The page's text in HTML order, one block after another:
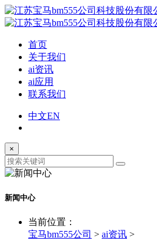
首页
关于我们
ai资讯
ai应用
联系我们
中文EN
×
新闻中心
当前位置：
宝马bm555公司 > ai资讯 >